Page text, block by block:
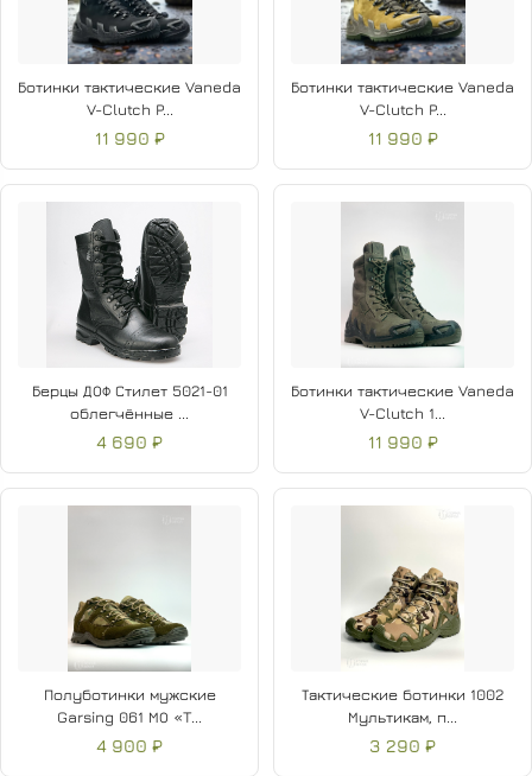
Ботинки тактические Vaneda
V-Clutch P...
11 990 ₽
Ботинки тактические Vaneda
V-Clutch P...
11 990 ₽
Берцы ДОФ Стилет 5021-01
облегчённые ...
4 690 ₽
Ботинки тактические Vaneda
V-Clutch 1...
11 990 ₽
Полуботинки мужские
Garsing 061 МО «T...
4 900 ₽
Тактические ботинки 1002
Мультикам, п...
3 290 ₽